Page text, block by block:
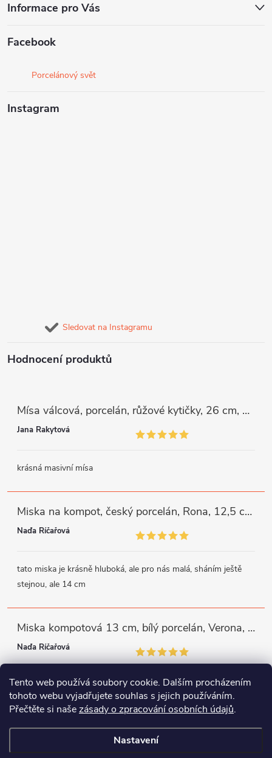
Tento web používá soubory cookie. Dalším procházením
tohoto webu vyjadřujete souhlas s jejich používáním.
Přečtěte si našezásady o zpracování osobních údajů.
Nastavení
Informace pro Vás
Facebook
Porcelánový svět
Instagram
Sledovat na Instagramu
Hodnocení produktů
Mísa válcová, porcelán, růžové kytičky, 26 cm, G. Benedikt
Jana Rakytová
krásná masivní mísa
Miska na kompot, český porcelán, Rona, 12,5 cm, bílý, G. Benedikt
Naďa Říčařová
tato miska je krásně hluboká, ale pro nás malá, sháním ještě
stejnou, ale 14 cm
Miska kompotová 13 cm, bílý porcelán, Verona, G. Benedikt
Naďa Říčařová
miska je trochu mělká, ale využiji